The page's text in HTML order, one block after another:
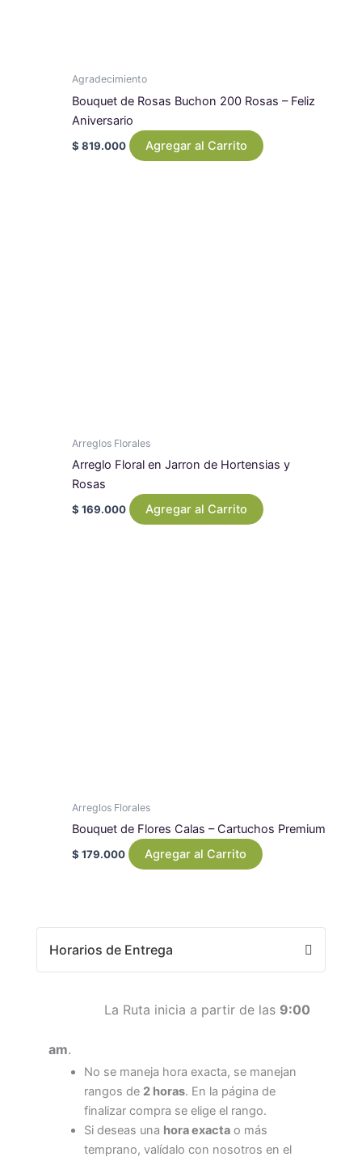
Agradecimiento
Bouquet de Rosas Buchon 200 Rosas – Feliz
Aniversario
$ 819.000 Agregar al Carrito
Arreglos Florales
Arreglo Floral en Jarron de Hortensias y
Rosas
$ 169.000 Agregar al Carrito
Arreglos Florales
Bouquet de Flores Calas – Cartuchos Premium
$ 179.000 Agregar al Carrito
Horarios de Entrega
La Ruta inicia a partir de las 9:00
am.
No se maneja hora exacta, se manejan
rangos de 2 horas. En la página de
finalizar compra se elige el rango.
Si deseas una hora exactao más
temprano, valídalo con nosotros en el